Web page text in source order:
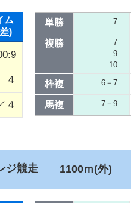
ム
)
４
４
単勝 7
複勝
7
9
10
枠複 6－7
馬複 7－9
ジ競走 1100ｍ(外)